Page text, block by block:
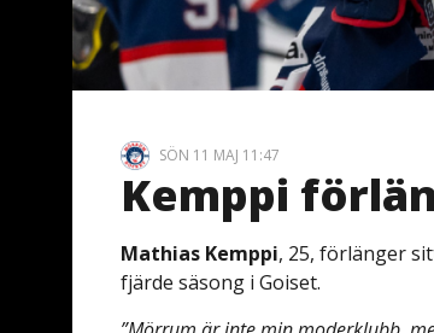
SÖN 11 MAJ 11:47
Kemppi
Mathias Kemppi, 25, förlänger
fjärde säsong i Goiset.